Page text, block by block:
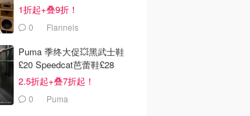
1折起+叠9折！
0 Flannels
Puma 季终大促💥黑武士鞋
£20 Speedcat芭蕾鞋£28
2.5折起+叠7折起！
0 Puma